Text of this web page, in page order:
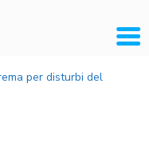
per disturbi del